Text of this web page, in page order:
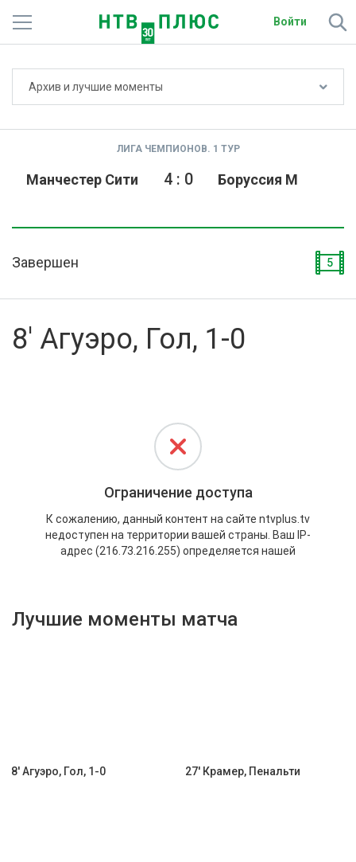
Войти
Спорт
О сайте
Архив и лучшие моменты
ЛИГА ЧЕМПИОНОВ. 1 ТУР
Манчестер Сити Боруссия М
4: 0
Завершен 5
8' Агуэро, Гол, 1-0
Лучшие моменты матча
8' Агуэро, Гол, 1-0 27' Крамер, Пенальти